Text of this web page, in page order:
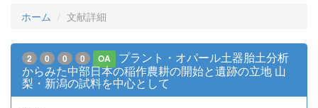
ホーム 文献詳細
2 0 0 0 OA
プラント・オパール土器胎土分析
からみた中部日本の稲作農耕の開始と遺跡の立地 山
梨・新潟の試料を中心として